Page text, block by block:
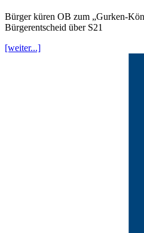
Bürger küren OB zum „Gurken-
Bürgerentscheid über S21
[weiter...]